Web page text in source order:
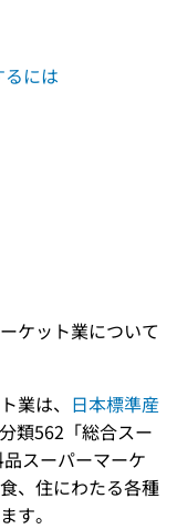
には
ケット業について
業は、 日本標準産
類562「総合スー
スーパーマーケ
、住にわたる各種
す。